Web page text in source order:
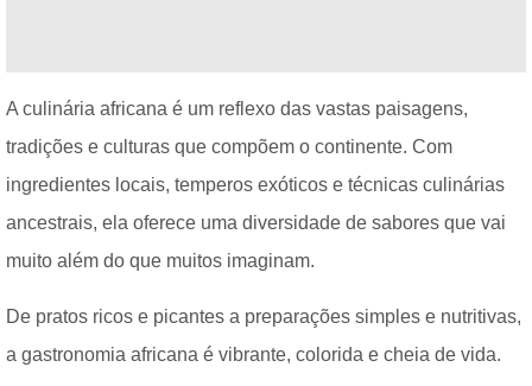
A culinária africana é um reflexo das vastas paisagens,
tradições e culturas que compõem o continente. Com
ingredientes locais, temperos exóticos e técnicas culinárias
ancestrais, ela oferece uma diversidade de sabores que vai
muito além do que muitos imaginam.
De pratos ricos e picantes a preparações simples e nutritivas,
a gastronomia africana é vibrante, colorida e cheia de vida.